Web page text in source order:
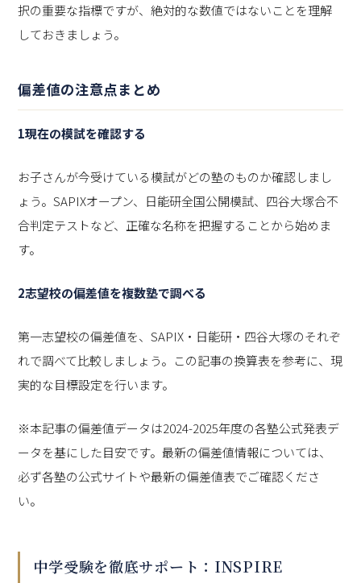
択の重要な指標ですが、絶対的な数値ではないことを理解
しておきましょう。
偏差値の注意点まとめ
1現在の模試を確認する
お子さんが今受けている模試がどの塾のものか確認しまし
ょう。SAPIXオープン、日能研全国公開模試、四谷大塚合不
合判定テストなど、正確な名称を把握することから始めま
す。
2志望校の偏差値を複数塾で調べる
第一志望校の偏差値を、SAPIX・日能研・四谷大塚のそれぞ
れで調べて比較しましょう。この記事の換算表を参考に、現
実的な目標設定を行います。
※本記事の偏差値データは2024-2025年度の各塾公式発表デ
ータを基にした目安です。最新の偏差値情報については、
必ず各塾の公式サイトや最新の偏差値表でご確認くださ
い。
中学受験を徹底サポート：INSPIRE